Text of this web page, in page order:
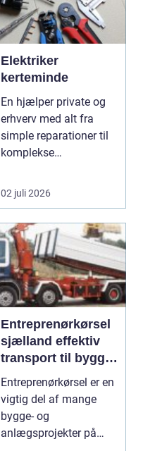
Elektriker
kerteminde
En hjælper private og
erhverv med alt fra
simple reparationer til
komplekse
02 juli 2026
Entreprenørkørsel
sjælland effektiv
transport til bygge-
og anlægsopgaver
Entreprenørkørsel er en
vigtig del af mange
bygge- og
anlægsprojekter på